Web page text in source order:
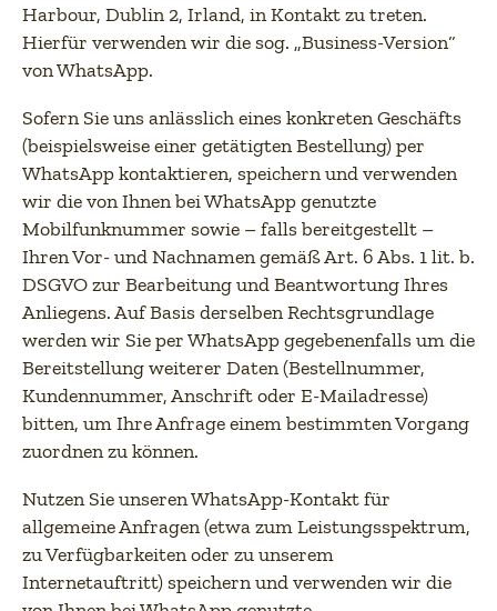
Harbour, Dublin 2, Irland, in Kontakt zu treten.
Hierfür verwenden wir die sog. „Business-Version“
von WhatsApp.
Sofern Sie uns anlässlich eines konkreten Geschäfts
(beispielsweise einer getätigten Bestellung) per
WhatsApp kontaktieren, speichern und verwenden
wir die von Ihnen bei WhatsApp genutzte
Mobilfunknummer sowie – falls bereitgestellt –
Ihren Vor- und Nachnamen gemäß Art. 6 Abs. 1 lit. b.
DSGVO zur Bearbeitung und Beantwortung Ihres
Anliegens. Auf Basis derselben Rechtsgrundlage
werden wir Sie per WhatsApp gegebenenfalls um die
Bereitstellung weiterer Daten (Bestellnummer,
Kundennummer, Anschrift oder E-Mailadresse)
bitten, um Ihre Anfrage einem bestimmten Vorgang
zuordnen zu können.
Nutzen Sie unseren WhatsApp-Kontakt für
allgemeine Anfragen (etwa zum Leistungsspektrum,
zu Verfügbarkeiten oder zu unserem
Internetauftritt) speichern und verwenden wir die